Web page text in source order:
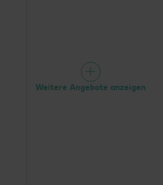
Weitere Angebote anzeigen